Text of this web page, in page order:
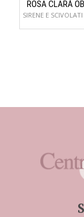
ROSA CLARÁ